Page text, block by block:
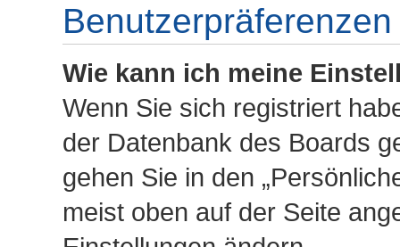
Wie kann ich meine
Wenn Sie sich registriert
der Datenbank des Boards
gehen Sie in den
meist oben auf der Seite